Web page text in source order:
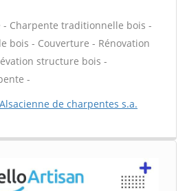
- Charpente traditionnelle bois -
bois - Couverture - Rénovation
structure bois -
-
Alsacienne de charpentes s.a.